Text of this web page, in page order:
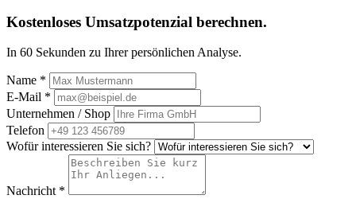
Kostenloses Umsatzpotenzial berechnen.
In 60 Sekunden zu Ihrer persönlichen Analyse.
Name *
E-Mail *
Unternehmen / Shop
Telefon
Wofür interessieren Sie sich?
Nachricht *